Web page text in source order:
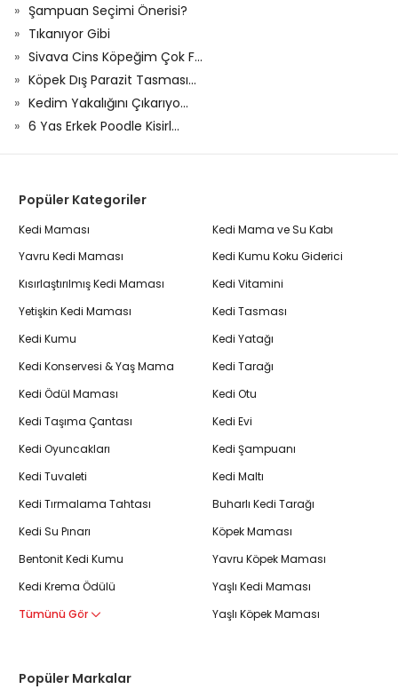
Şampuan Seçimi Önerisi?
Tıkanıyor Gibi
Sivava Cins Köpeğim Çok F...
Köpek Dış Parazit Tasması...
Kedim Yakalığını Çıkarıyo...
6 Yas Erkek Poodle Kisirl...
Popüler Kategoriler
Kedi Maması
Yavru Kedi Maması
Kısırlaştırılmış Kedi Maması
Yetişkin Kedi Maması
Kedi Kumu
Kedi Konservesi & Yaş Mama
Kedi Ödül Maması
Kedi Taşıma Çantası
Kedi Oyuncakları
Kedi Tuvaleti
Kedi Tırmalama Tahtası
Kedi Su Pınarı
Bentonit Kedi Kumu
Kedi Krema Ödülü
Tümünü Gör
Kedi Mama ve Su Kabı
Kedi Kumu Koku Giderici
Kedi Vitamini
Kedi Tasması
Kedi Yatağı
Kedi Tarağı
Kedi Otu
Kedi Evi
Kedi Şampuanı
Kedi Maltı
Buharlı Kedi Tarağı
Köpek Maması
Yavru Köpek Maması
Yaşlı Kedi Maması
Yaşlı Köpek Maması
Popüler Markalar